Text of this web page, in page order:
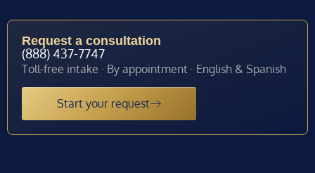
Request a consultation
(888) 437-7747
Toll-free intake · By appointment · English & Spanish
Start your request